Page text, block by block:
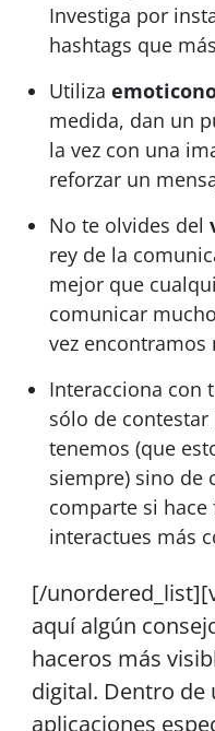
Investiga por
hashtags que
Utiliza
medida, dan un
la vez con una
reforzar un
No te olvides del
rey de la
mejor que
comunicar
vez encontramos
Interacciona con
sólo de
tenemos (que
siempre) sino de
comparte si
interactues más
[/
aquí algún
haceros más
digital. Dentro de
aplicaciones